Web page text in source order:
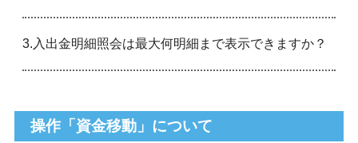
3.入出金明細照会は最大何明細まで表示できますか？
操作「資金移動」について